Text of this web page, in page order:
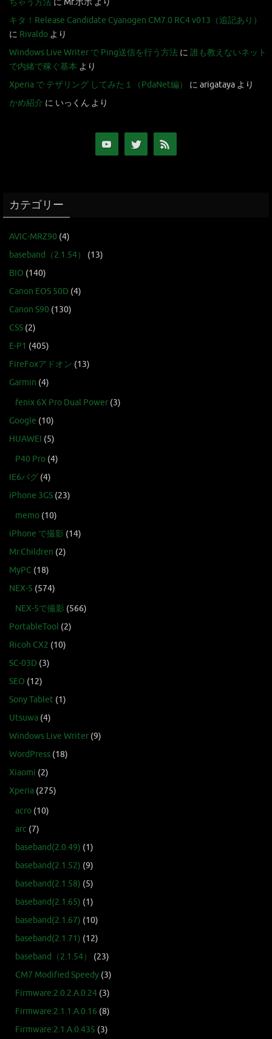
ちゃう方法 に Mr.ポポ より
キタ！Release Candidate Cyanogen CM7.0 RC4 v013（追記あり）
に Rivaldo より
Windows Live Writer で Ping送信を行う方法 に 誰も教えないネット
で内緒で稼ぐ基本 より
Xperia で テザリング してみた１（PdaNet編）
に arigataya より
かめ紹介 に いっくん より
カテゴリー
AVIC-MRZ90 (4)
baseband（2.1.54）
(13)
BIO (140)
Canon EOS 50D (4)
Canon S90 (130)
CSS (2)
E-P1 (405)
FireFoxアドオン (13)
Garmin (4)
fenix 6X Pro Dual Power (3)
Google (10)
HUAWEI (5)
P40 Pro (4)
IE6バグ (4)
iPhone 3GS (23)
memo (10)
iPhone で撮影 (14)
Mr.Children (2)
MyPC (18)
NEX-5 (574)
NEX-5で撮影 (566)
PortableTool (2)
Ricoh CX2 (10)
SC-03D (3)
SEO (12)
Sony Tablet (1)
Utsuwa (4)
Windows Live Writer (9)
WordPress (18)
Xiaomi (2)
Xperia (275)
acro (10)
arc (7)
baseband(2.0.49) (1)
baseband(2.1.52) (9)
baseband(2.1.58) (5)
baseband(2.1.65) (1)
baseband(2.1.67) (10)
baseband(2.1.71) (12)
baseband（2.1.54）
(23)
CM7 Modified Speedy (3)
Firmware:2.0.2.A.0.24 (3)
Firmware:2.1.1.A.0.16 (8)
Firmware:2.1.A.0.435 (3)